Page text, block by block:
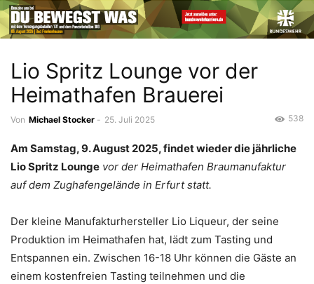
Lio Spritz Lounge vor der
Heimathafen Brauerei
Von Michael Stocker - 25. Juli 2025 538
Am Samstag, 9. August 2025, findet wieder die jährliche
Lio Spritz Lounge vor der Heimathafen Braumanufaktur
auf dem Zughafengelände in Erfurt statt.
Der kleine Manufakturhersteller Lio Liqueur, der seine
Produktion im Heimathafen hat, lädt zum Tasting und
Entspannen ein. Zwischen 16-18 Uhr können die Gäste an
einem kostenfreien Tasting teilnehmen und die